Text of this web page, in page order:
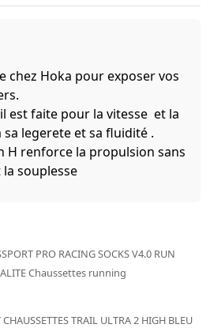
chez Hoka pour exposer vos
est faite pour la vitesse et la
legerete et sa fluidité .
H renforce la propulsion sans
souplesse
PRO RACING SOCKS V4.0 RUN
Chaussettes running
CHAUSSETTES TRAIL ULTRA 2 HIGH BLEU